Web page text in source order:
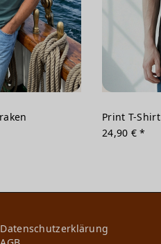
Print T-
24,90 € *
Daten­schutz­erklärung